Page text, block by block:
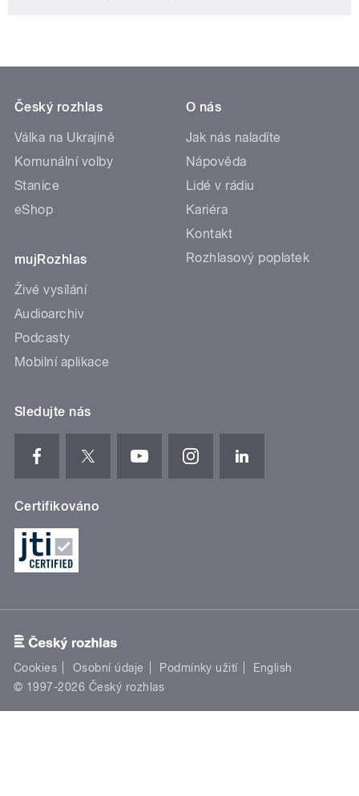
Český rozhlas
Válka na Ukrajině
Komunální volby
Stanice
eShop
mujRozhlas
Živé vysílání
Audioarchiv
Podcasty
Mobilní aplikace
O nás
Jak nás naladíte
Nápověda
Lidé v rádiu
Kariéra
Kontakt
Rozhlasový poplatek
Sledujte nás
Certifikováno
Cookies Osobní údaje Podmínky užití
English
© 1997-2026 Český rozhlas